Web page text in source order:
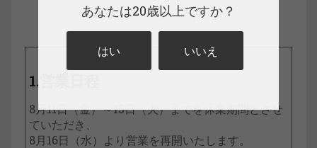
1.営業日程
8月11日（金）～15日（火）までを休業期間とさせ
ていただき、
8月16日（水）より営業を再開いたします。
あなたは20歳以上ですか？
はい いいえ